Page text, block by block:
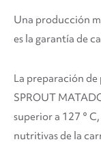
Una producción
es la garantía de
La preparación de
SPROUT
superior a 127 °
nutritivas de la